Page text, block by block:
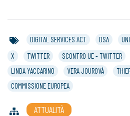
DIGITAL SERVICES ACT DSA
X
TWITTER SCONTRO UE - TWITTER
LINDA YACCARINO
VERA JOUROVÁ
COMMISSIONE EUROPEA
ATTUALITÀ